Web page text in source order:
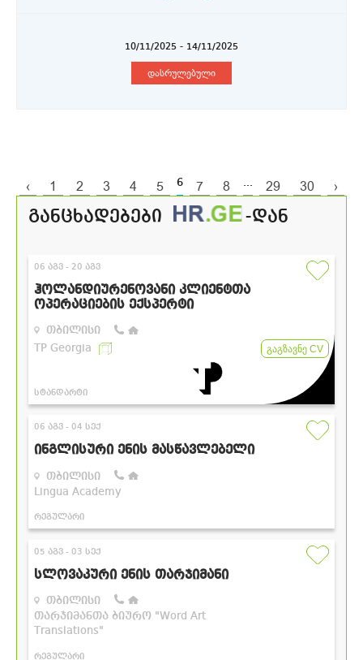
10/11/2025 - 14/11/2025
დასრულებული
‹ 1 2 3 4 5 6 7 8 ... 29 30 ›